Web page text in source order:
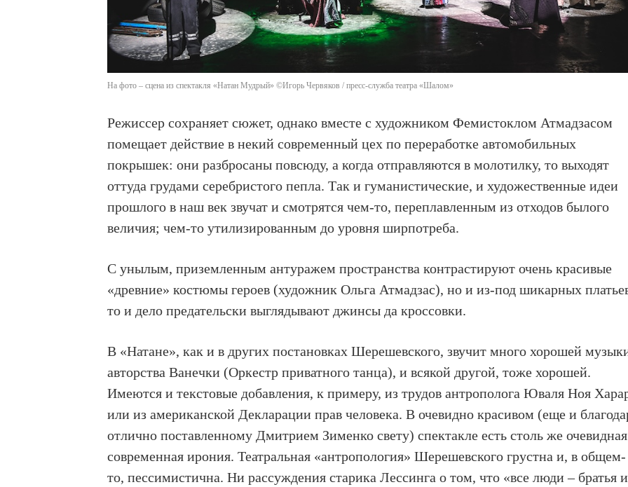
На фото – сцена из спектакля «Натан Мудрый» ©Игорь Червяков / пресс-служба театра «Шалом»
Режиссер сохраняет сюжет, однако вместе с художником Фемистоклом Атмадзасом
помещает действие в некий современный цех по переработке автомобильных
покрышек: они разбросаны повсюду, а когда отправляются в молотилку, то выходят
оттуда грудами серебристого пепла. Так и гуманистические, и художественные идеи
прошлого в наш век звучат и смотрятся чем-то, переплавленным из отходов былого
величия; чем-то утилизированным до уровня ширпотреба.
С унылым, приземленным антуражем пространства контрастируют очень красивые
«древние» костюмы героев (художник Ольга Атмадзас), но и из-под шикарных
то и дело предательски выглядывают джинсы да кроссовки.
В «Натане», как и в других постановках Шерешевского, звучит много хорошей
авторства Ванечки (Оркестр приватного танца), и всякой другой, тоже хорошей.
Имеются и текстовые добавления, к примеру, из трудов антрополога Юваля Ноя
или из американской Декларации прав человека. В очевидно красивом (еще и
отлично поставленному Дмитрием Зименко свету) спектакле есть столь же очевидная
современная ирония. Театральная «антропология» Шерешевского грустна и, в общем-
то, пессимистична. Ни рассуждения старика Лессинга о том, что «все люди – братья и